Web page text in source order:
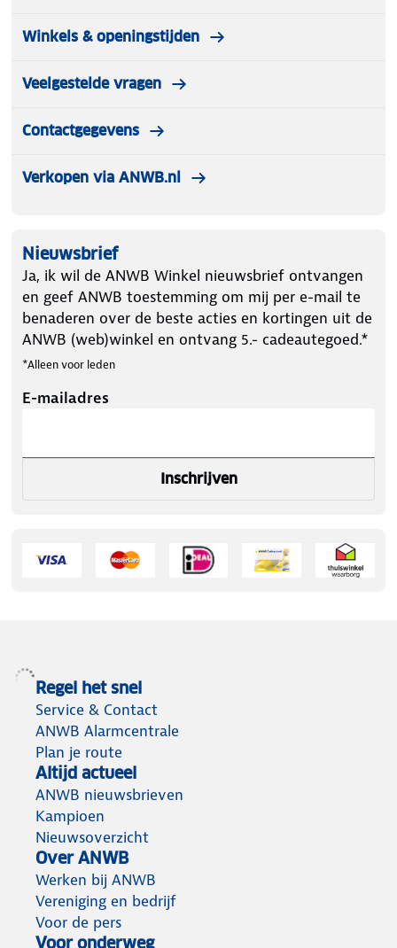
Winkels & openingstijden
Veelgestelde vragen
Contactgegevens
Verkopen via ANWB.nl
Nieuwsbrief
Ja, ik wil de ANWB Winkel nieuwsbrief ontvangen
en geef ANWB toestemming om mij per e-mail te
benaderen over de beste acties en kortingen uit de
ANWB (web)winkel en ontvang 5.- cadeautegoed.*
*Alleen voor leden
E-mailadres
Inschrijven
Regel het snel
Service & Contact
ANWB Alarmcentrale
Plan je route
Altijd actueel
ANWB nieuwsbrieven
Kampioen
Nieuwsoverzicht
Over ANWB
Werken bij ANWB
Vereniging en bedrijf
Voor de pers
Voor onderweg